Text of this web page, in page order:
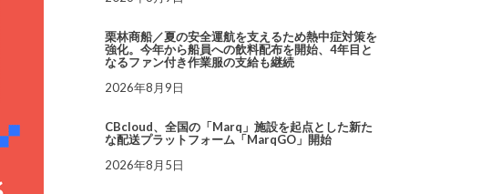
栗林商船／夏の安全運航を支えるため熱中症対策を
強化。今年から船員への飲料配布を開始、4年目と
なるファン付き作業服の支給も継続
2026年8月9日
CBcloud、全国の「Marq」施設を起点とした新た
な配送プラットフォーム「MarqGO」開始
2026年8月5日